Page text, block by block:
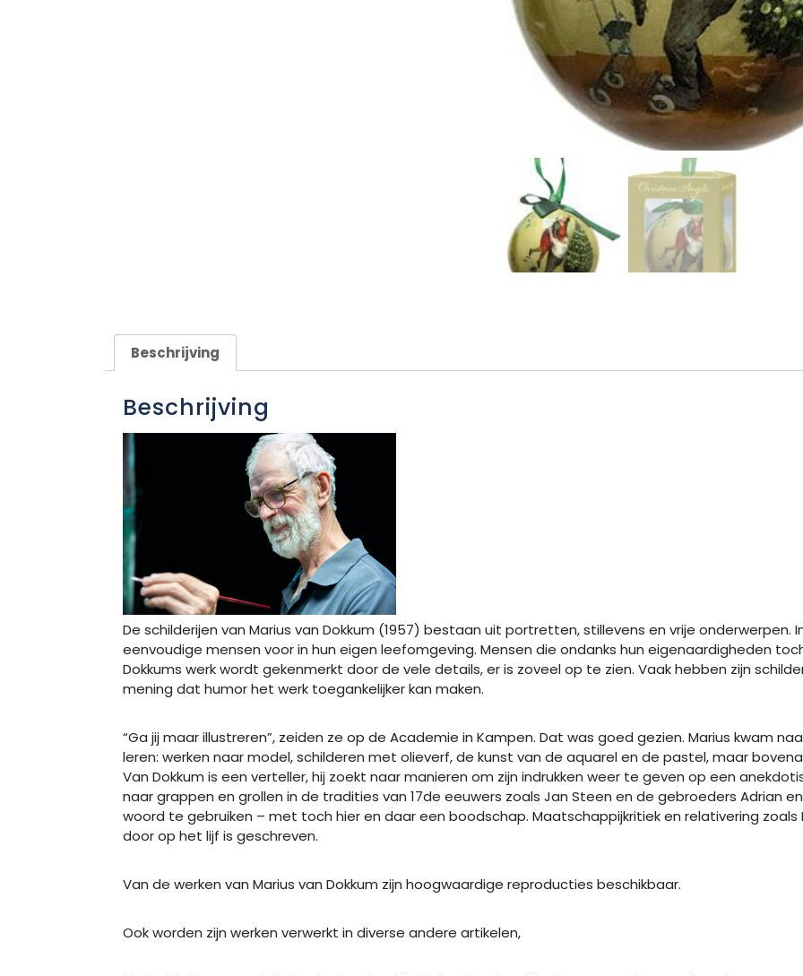
Beschrijving
Beschrijving
De schilderijen van Marius van Dokkum (1957) bestaan uit portretten, stillevens en vrije onderwerpen.
eenvoudige mensen voor in hun eigen leefomgeving. Mensen die ondanks hun eigenaardigheden
Dokkums werk wordt gekenmerkt door de vele details, er is zoveel op te zien. Vaak hebben zijn
mening dat humor het werk toegankelijker kan maken.
“Ga jij maar illustreren”, zeiden ze op de Academie in Kampen. Dat was goed gezien. Marius kwam
leren: werken naar model, schilderen met olieverf, de kunst van de aquarel en de pastel, maar
Van Dokkum is een verteller, hij zoekt naar manieren om zijn indrukken weer te geven op een
naar grappen en grollen in de tradities van 17de eeuwers zoals Jan Steen en de gebroeders Adrian
woord te gebruiken – met toch hier en daar een boodschap. Maatschappijkritiek en relativering
door op het lijf is geschreven.
Van de werken van Marius van Dokkum zijn hoogwaardige reproducties beschikbaar.
Ook worden zijn werken verwerkt in diverse andere artikelen,